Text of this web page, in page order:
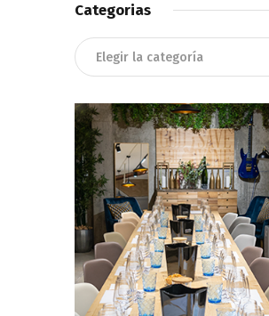
Categorias
Categorias